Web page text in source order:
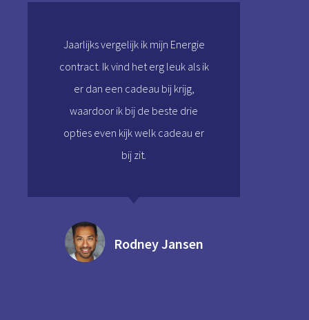
Jaarlijks vergelijk ik mijn Energie
contract. Ik vind het erg leuk als ik
er dan een cadeau bij krijg,
waardoor ik bij de beste drie
opties even kijk welk cadeau er
bij zit.
Rodney Jansen